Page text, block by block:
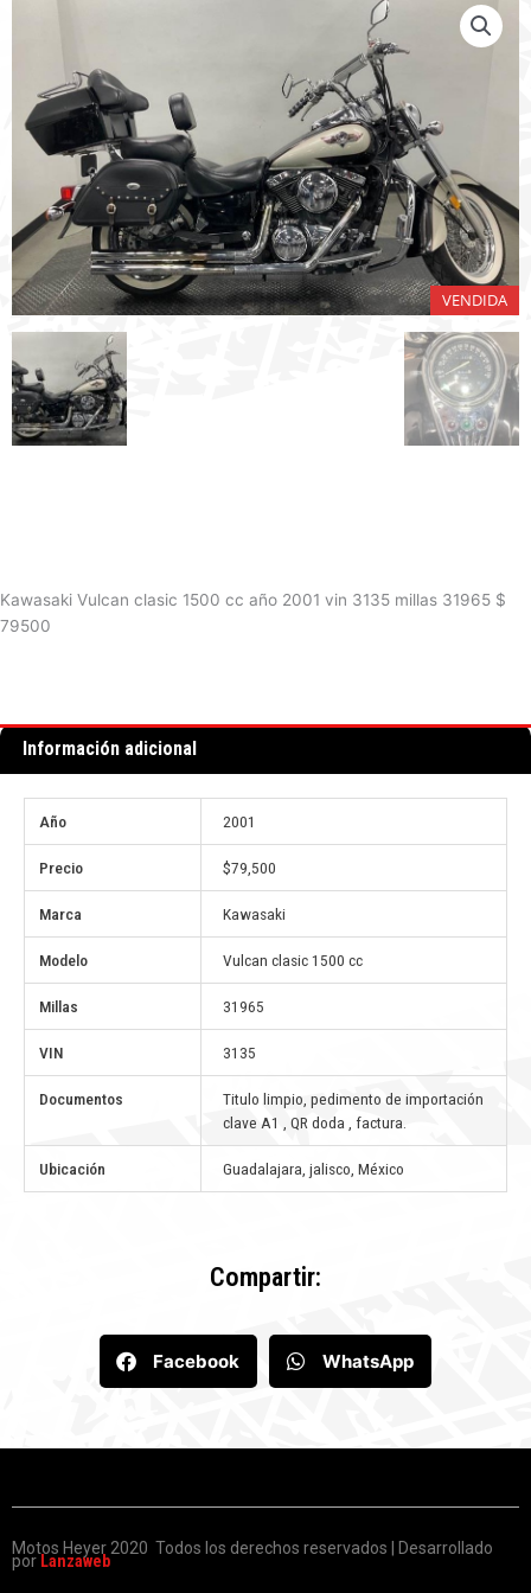
VENDIDA
Kawasaki Vulcan clasic 1500 cc año 2001 vin 3135 millas 31965 $
79500
Información adicional
Año 2001
Precio $79,500
Marca Kawasaki
Modelo Vulcan clasic 1500 cc
Millas 31965
VIN 3135
Documentos
Titulo limpio, pedimento de importación
clave A1 , QR doda , factura.
Ubicación Guadalajara, jalisco, México
Compartir:
Facebook WhatsApp
Motos Heyer 2020 Todos los derechos reservados | Desarrollado
por Lanzaweb